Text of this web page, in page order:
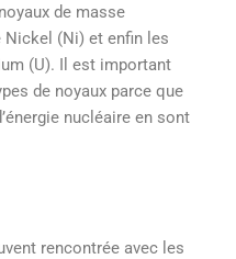
de masse
Nickel (Ni) et enfin les
(U). Il est important
de noyaux parce que
nucléaire en sont
rencontrée avec les